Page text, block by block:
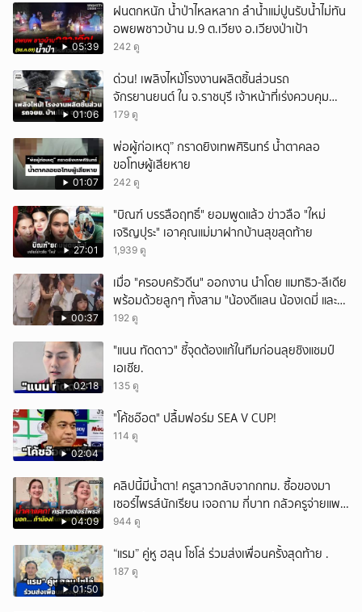
05:39
ฝนตกหนัก น้ำป่าไหลหลาก ลำน้ำแม่ปูนรับน้ำไม่ทัน
อพยพชาวบ้าน ม.9 ต.เวียง อ.เวียงป่าเป้า
242 ดู
01:06
ด่วน! เพลิงไหม้โรงงานผลิตชิ้นส่วนรถ
จักรยานยนต์ ใน จ.ราชบุรี เจ้าหน้าที่เร่งควบคุม
เพลิง
179 ดู
01:07
พ่อผู้ก่อเหตุ” กราดยิงเทพศิรินทร์ น้ำตาคลอ
ขอโทษผู้เสียหาย
242 ดู
27:01
"บิณฑ์ บรรลือฤทธิ์" ยอมพูดแล้ว ข่าวลือ "ใหม่
เจริญปุระ" เอาคุณแม่มาฝากบ้านสุขสุดท้าย
1,939 ดู
00:37
เมื่อ "ครอบครัวดีน" ออกงาน นำโดย แมทธิว-ลีเดีย
พร้อมด้วยลูกๆ ทั้งสาม "น้องดีแลน น้องเดมี่ และ
น้องดีออน" รับรางวัลสุดยอดครอบครัว
หน้าตาดียกบ้าน
192 ดู
02:18
"แนน ทัดดาว" ชี้จุดต้องแก้ในทีมก่อนลุยชิงแชมป์
เอเชีย.
135 ดู
02:04
"โค้ชอ๊อต" ปลื้มฟอร์ม SEA V CUP!
114 ดู
04:09
คลิปนี้มีน้ำตา! ครูสาวกลับจากกทม. ซื้อของมา
เซอร์ไพรส์นักเรียน เจอถาม กี่บาท กลัวครูจ่ายแพง
w
944 ดู
01:50
“แรม” คู่หู ฮลุน โซโล่ ร่วมส่งเพื่อนครั้งสุดท้าย .
187 ดู